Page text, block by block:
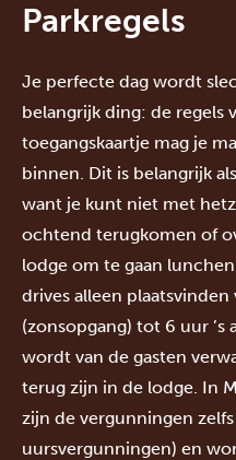
Parkregels
Je perfecte dag wordt
belangrijk ding: de regels
toegangskaartje mag je
binnen. Dit is belangrijk
want je kunt niet met
ochtend terugkomen of
lodge om te gaan
drives alleen plaatsvinden
(zonsopgang) tot 6 uur ’s
wordt van de gasten
terug zijn in de lodge. In
zijn de vergunningen
uursvergunningen) en